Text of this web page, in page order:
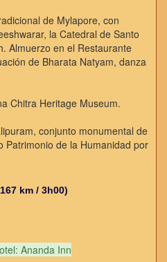
de Mylapore, con
la Catedral de Santo
Almuerzo en el Restaurante
de Bharata Natyam, danza
Chitra Heritage Museum.
conjunto monumental de
Patrimonio de la Humanidad por
km / 3h00)
Ananda Inn